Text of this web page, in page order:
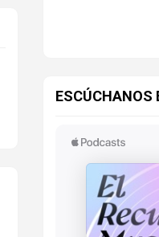
ESCÚCHANOS